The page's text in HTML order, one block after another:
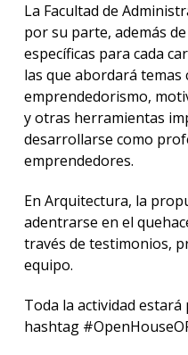
La Facultad de
por su parte, además
específicas para cada
las que abordará temas
emprendedorismo,
y otras herramientas
desarrollarse como
emprendedores.
En Arquitectura, la
adentrarse en el
través de testimonios,
equipo.
Toda la actividad
hashtag